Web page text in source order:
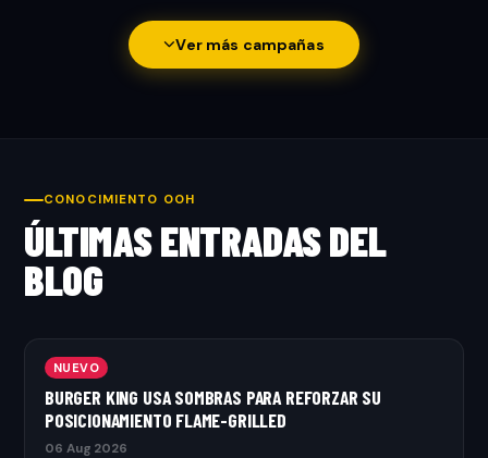
Ver más campañas
CONOCIMIENTO OOH
ÚLTIMAS ENTRADAS DEL
BLOG
NUEVO
BURGER KING USA SOMBRAS PARA REFORZAR SU
POSICIONAMIENTO FLAME-GRILLED
06 Aug 2026